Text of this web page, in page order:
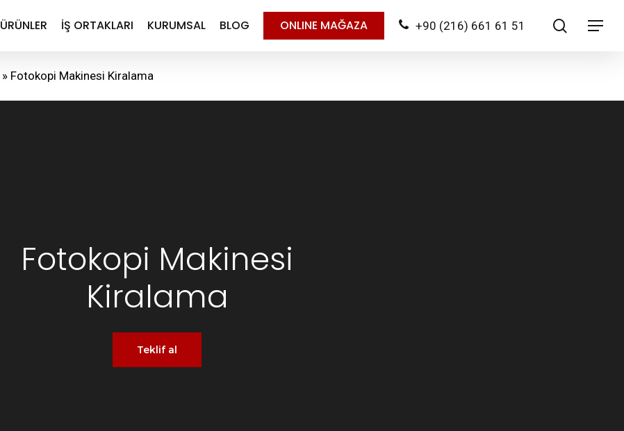
ÜRÜNLER İŞ ORTAKLARI KURUMSAL BLOG ONLINE MAĞAZA +90 (216) 661 61 51 search
Menu
» Fotokopi Makinesi Kiralama
Fotokopi Makinesi
Kiralama
Teklif al